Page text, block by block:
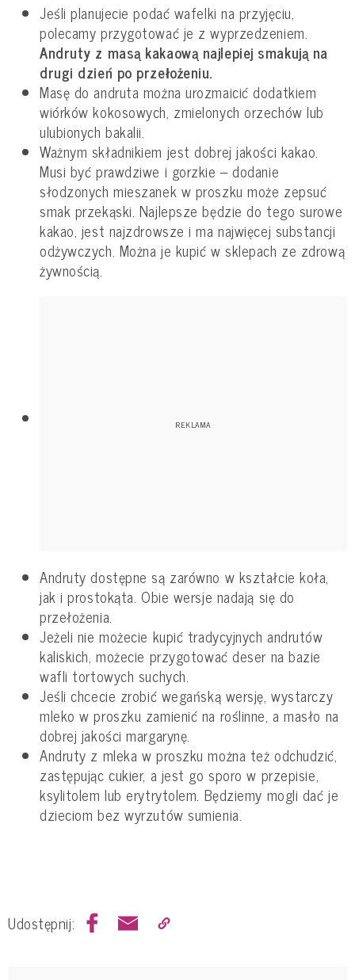
Jeśli planujecie podać wafelki na przyjęciu,
polecamy przygotować je z wyprzedzeniem.
Andruty z masą kakaową najlepiej smakują na
drugi dzień po przełożeniu.
Masę do andruta można urozmaicić dodatkiem
wiórków kokosowych, zmielonych orzechów lub
ulubionych bakalii.
Ważnym składnikiem jest dobrej jakości kakao.
Musi być prawdziwe i gorzkie – dodanie
słodzonych mieszanek w proszku może zepsuć
smak przekąski. Najlepsze będzie do tego surowe
kakao, jest najzdrowsze i ma najwięcej substancji
odżywczych. Można je kupić w sklepach ze zdrową
żywnością.
Andruty dostępne są zarówno w kształcie koła,
jak i prostokąta. Obie wersje nadają się do
przełożenia.
Jeżeli nie możecie kupić tradycyjnych andrutów
kaliskich, możecie przygotować deser na bazie
wafli tortowych suchych.
Jeśli chcecie zrobić wegańską wersję, wystarczy
mleko w proszku zamienić na roślinne, a masło na
dobrej jakości margarynę.
Andruty z mleka w proszku można też odchudzić,
zastępując cukier, a jest go sporo w przepisie,
ksylitolem lub erytrytolem. Będziemy mogli dać je
dzieciom bez wyrzutów sumienia.
Udostępnij: